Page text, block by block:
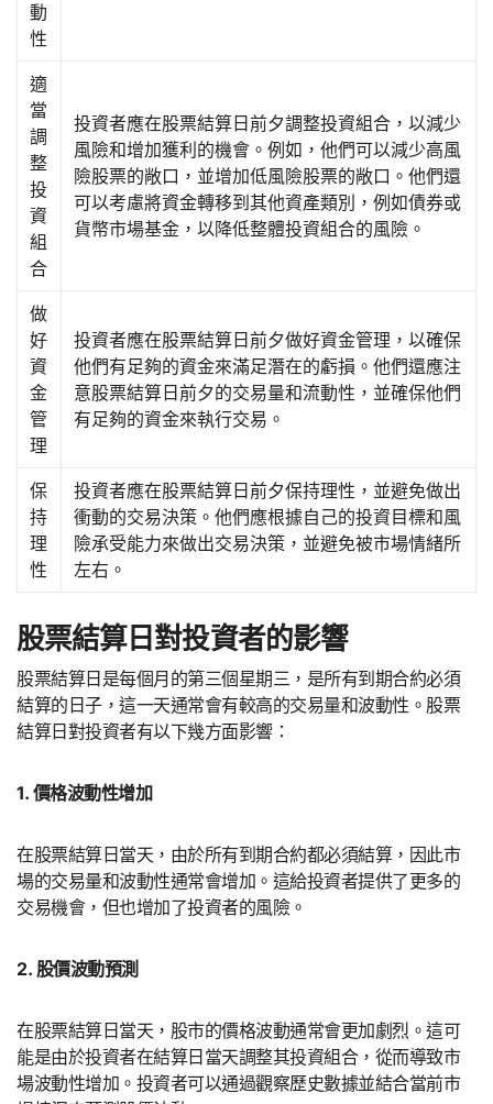
動
性
適
當
調
整
投
資
組
合
投資者應在股票結算日前夕調整投資組合，以減少
風險和增加獲利的機會。例如，他們可以減少高風
險股票的敞口，並增加低風險股票的敞口。他們還
可以考慮將資金轉移到其他資產類別，例如債券或
貨幣市場基金，以降低整體投資組合的風險。
做
好
資
金
管
理
投資者應在股票結算日前夕做好資金管理，以確保
他們有足夠的資金來滿足潛在的虧損。他們還應注
意股票結算日前夕的交易量和流動性，並確保他們
有足夠的資金來執行交易。
保
持
理
性
投資者應在股票結算日前夕保持理性，並避免做出
衝動的交易決策。他們應根據自己的投資目標和風
險承受能力來做出交易決策，並避免被市場情緒所
左右。
股票結算日對投資者的影響
股票結算日是每個月的第三個星期三，是所有到期合約必須
結算的日子，這一天通常會有較高的交易量和波動性。股票
結算日對投資者有以下幾方面影響：
1. 價格波動性增加
在股票結算日當天，由於所有到期合約都必須結算，因此市
場的交易量和波動性通常會增加。這給投資者提供了更多的
交易機會，但也增加了投資者的風險。
2. 股價波動預測
在股票結算日當天，股市的價格波動通常會更加劇烈。這可
能是由於投資者在結算日當天調整其投資組合，從而導致市
場波動性增加。投資者可以通過觀察歷史數據並結合當前市